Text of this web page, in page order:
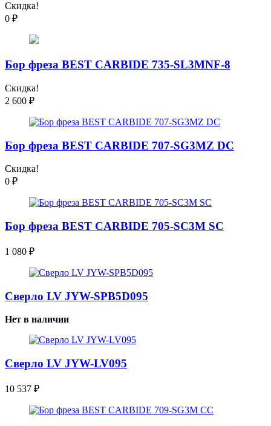
Скидка!
0 ₽
Бор фреза BEST CARBIDE 735-SL3MNF-8
Скидка!
2 600 ₽
Бор фреза BEST CARBIDE 707-SG3MZ DC
Скидка!
0 ₽
Бор фреза BEST CARBIDE 705-SC3M SC
1 080 ₽
Сверло LV JYW-SPB5D095
Нет в наличии
Сверло LV JYW-LV095
10 537 ₽